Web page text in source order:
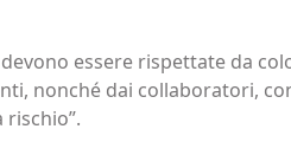
essere rispettate da
nonché dai collaboratori,
rischio”.